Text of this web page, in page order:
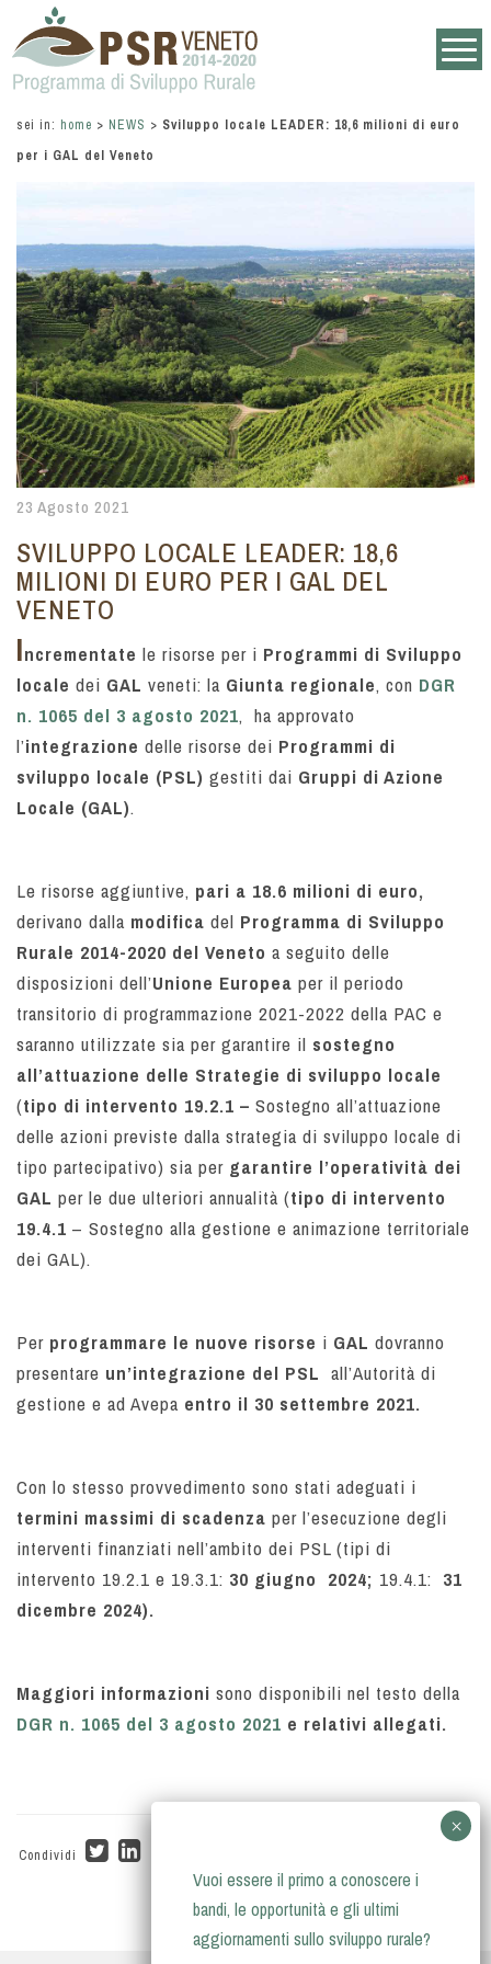
sei in: home > NEWS > Sviluppo locale LEADER: 18,6 milioni di euro
per i GAL del Veneto
23 Agosto 2021
SVILUPPO LOCALE LEADER: 18,6
MILIONI DI EURO PER I GAL DEL
VENETO
Incrementate le risorse per i Programmi di Sviluppo
locale dei GAL veneti: la Giunta regionale, con DGR
n. 1065 del 3 agosto 2021, ha approvato
l’integrazione delle risorse dei Programmi di
sviluppo locale (PSL) gestiti dai Gruppi di Azione
Locale (GAL).
Le risorse aggiuntive, pari a 18.6 milioni di euro,
derivano dalla modifica del Programma di Sviluppo
Rurale 2014-2020 del Veneto a seguito delle
disposizioni dell’Unione Europea per il periodo
transitorio di programmazione 2021-2022 della PAC e
saranno utilizzate sia per garantire il sostegno
all’attuazione delle Strategie di sviluppo locale
(tipo di intervento 19.2.1 – Sostegno all’attuazione
delle azioni previste dalla strategia di sviluppo locale di
tipo partecipativo) sia per garantire l’operatività dei
GAL per le due ulteriori annualità (tipo di intervento
19.4.1 – Sostegno alla gestione e animazione territoriale
dei GAL).
Per programmare le nuove risorse i GAL dovranno
presentare un’integrazione del PSL all’Autorità di
gestione e ad Avepa entro il 30 settembre 2021.
Con lo stesso provvedimento sono stati adeguati i
termini massimi di scadenza per l’esecuzione degli
interventi finanziati nell’ambito dei PSL (tipi di
intervento 19.2.1 e 19.3.1: 30 giugno 2024; 19.4.1: 31
dicembre 2024).
Maggiori informazioni sono disponibili nel testo della
DGR n. 1065 del 3 agosto 2021 e relativi allegati.
Condividi
Vuoi essere il primo a conoscere i
bandi, le opportunità e gli ultimi
aggiornamenti sullo sviluppo rurale?